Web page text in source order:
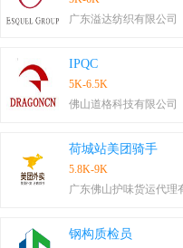
广东溢达纺织有限公司
IPQC
5K-6.5K
佛山道格科技有限公司
荷城站美团骑手
5.8K-9K
广东佛山护味货运代理
钢构质检员